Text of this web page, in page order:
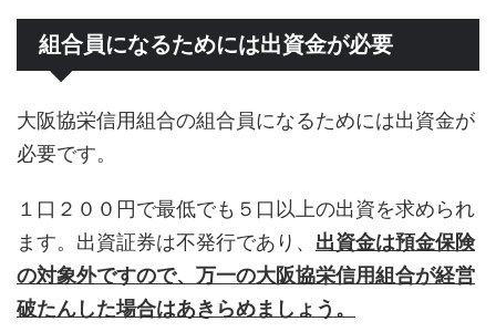
組合員になるためには出資金が必要
大阪協栄信用組合の組合員になるためには出資金が
必要です。
１口２００円で最低でも５口以上の出資を求められ
ます。出資証券は不発行であり、 出資金は預金保険
の対象外ですので、万一の大阪協栄信用組合が経営
破たんした場合はあきらめましょう。